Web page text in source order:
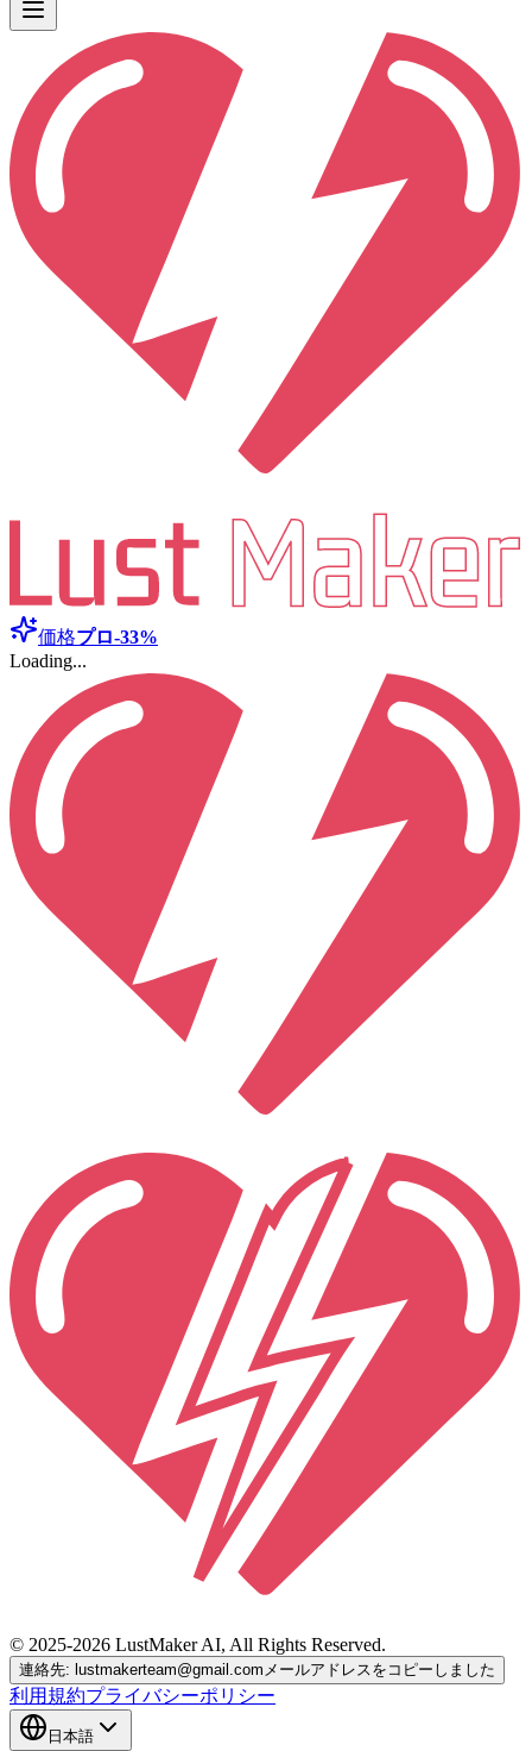
価格プロ-33%
Loading...
© 2025-2026 LustMaker AI, All Rights Reserved.
連絡先: lustmakerteam@gmail.com メールアドレスをコピーしました
利用規約プライバシーポリシー
日本語